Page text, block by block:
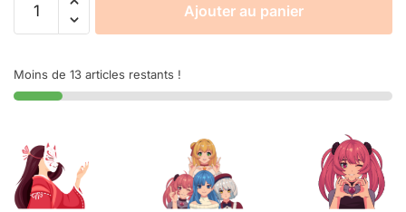
Ajouter au panier
Moins de 13 articles restants !